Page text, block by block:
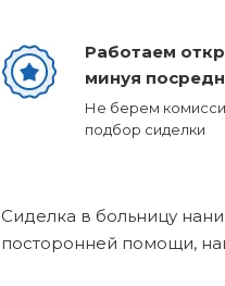
Работаем
минуя
Не берем
подбор сиделки
Сиделка в больницу
посторонней помощи,